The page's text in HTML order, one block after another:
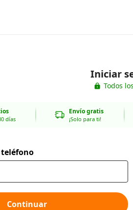
Iniciar
Todos
días
Envío gratis
¡Solo para ti!
Continuar